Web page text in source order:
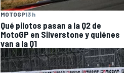
MOTOGP13 h
Qué pilotos pasan a la Q2 de
MotoGP en Silverstone y quiénes
van a la Q1